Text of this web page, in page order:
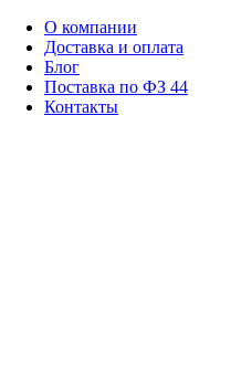
О компании
Доставка и оплата
Блог
Поставка по ФЗ 44
Контакты